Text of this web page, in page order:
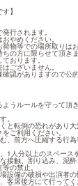
】
行されます。
やめください。
物等での場所取りは
の方に限らせて頂きま
おります。
ございません。
認がありますので公
うルールを守って頂
。
と転倒の恐れがあり
ご利用ください。
、前方へ圧縮する行
1人分以上のスペース
接触、割り込み、泥
の禁止。
設備の破損や出演者の
客席後方にて行ってく